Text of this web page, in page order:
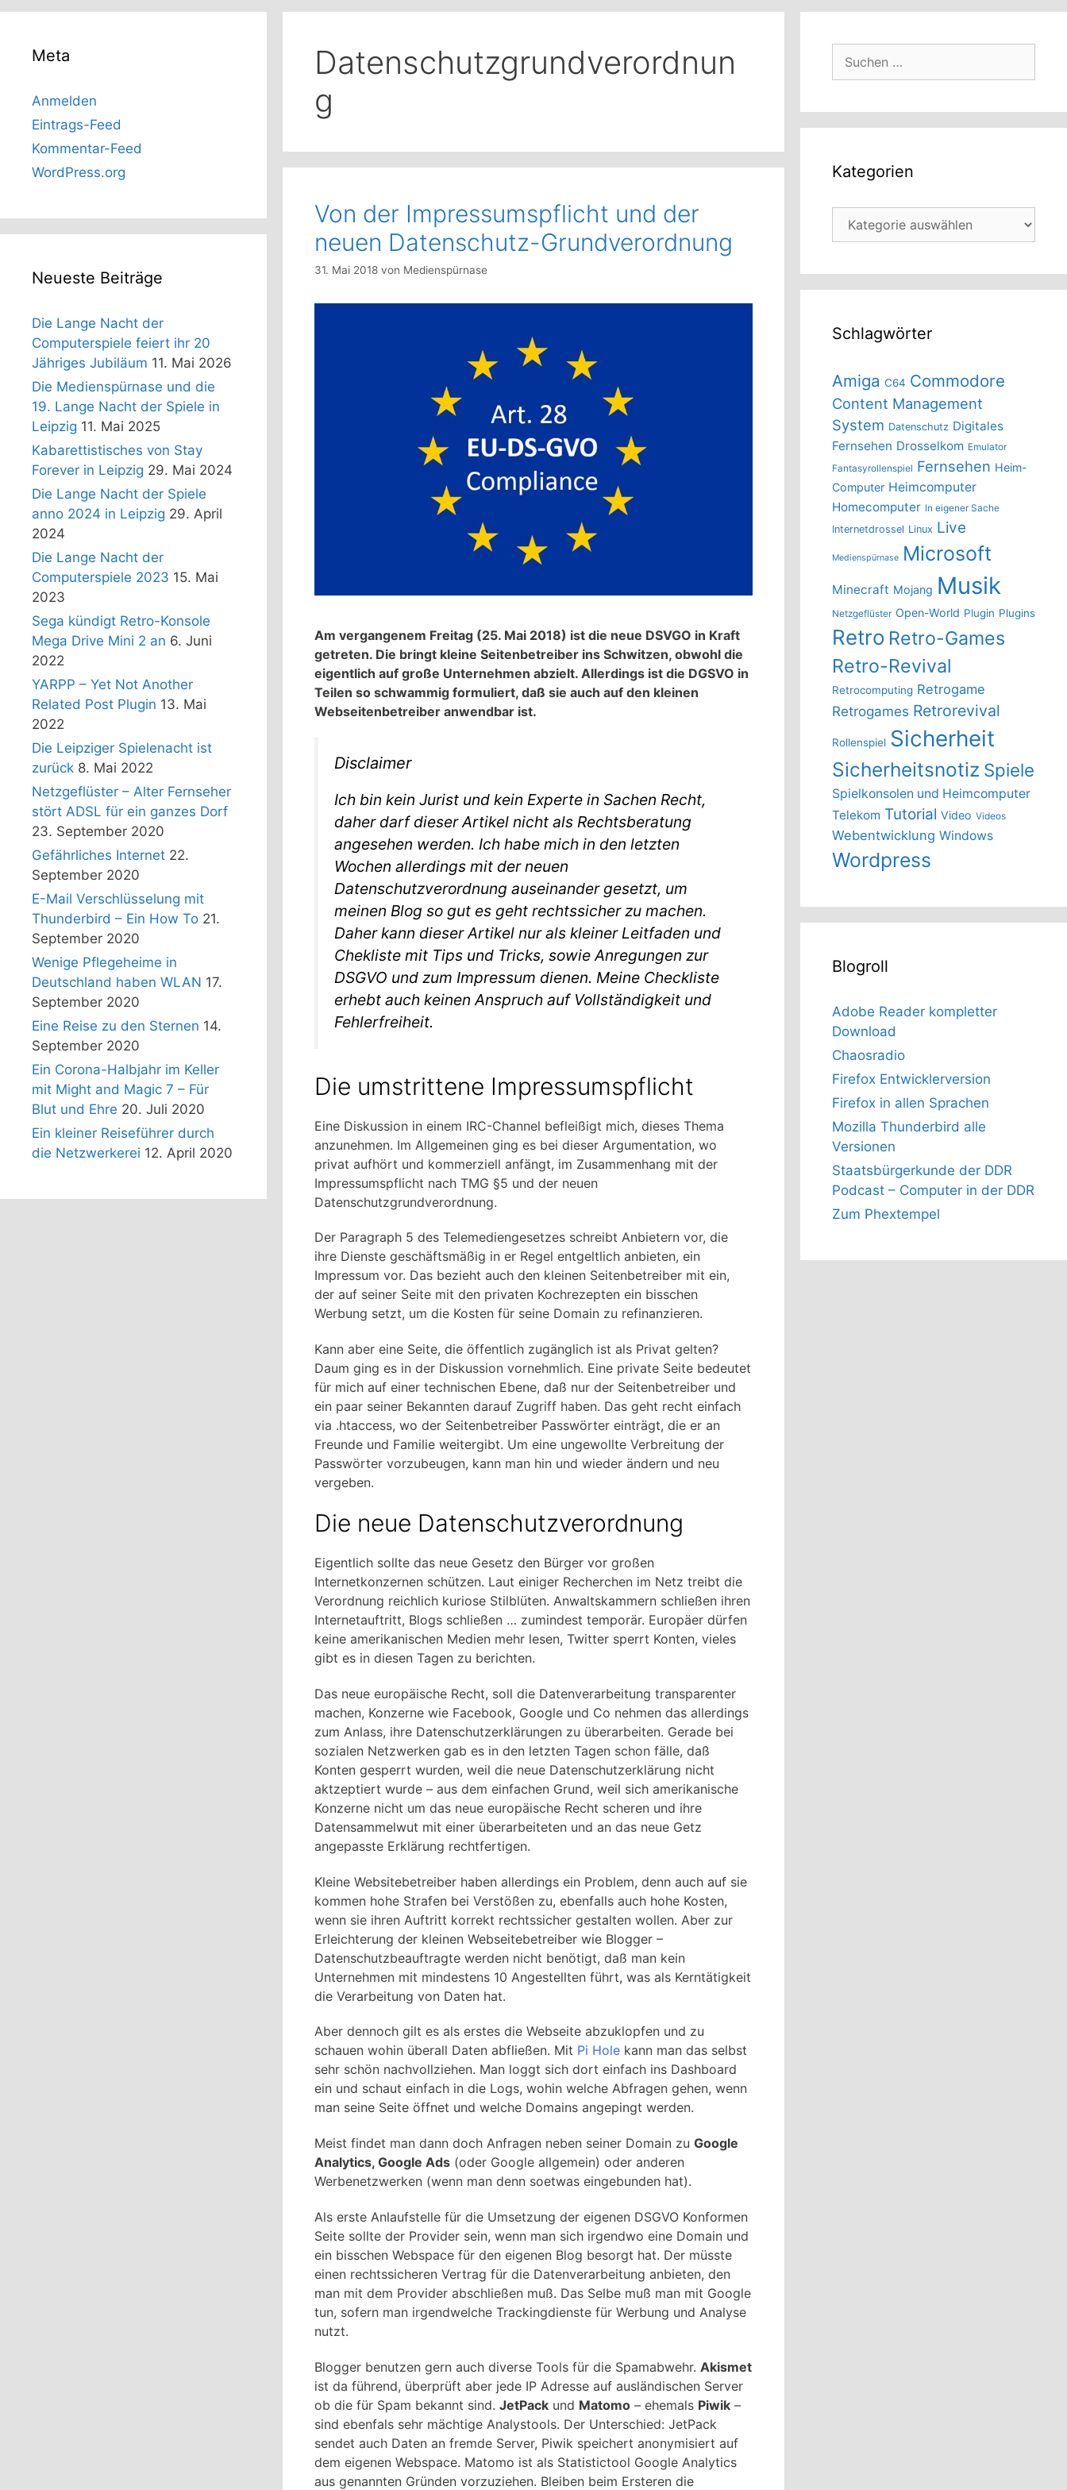
Datenschutzgrundverordnun
g
Von der Impressumspflicht und der
neuen Datenschutz-Grundverordnung
31. Mai 2018 von Medienspürnase
Am vergangenem Freitag (25. Mai 2018) ist die neue DSVGO in Kraft
getreten. Die bringt kleine Seitenbetreiber ins Schwitzen, obwohl die
eigentlich auf große Unternehmen abzielt. Allerdings ist die DGSVO in
Teilen so schwammig formuliert, daß sie auch auf den kleinen
Webseitenbetreiber anwendbar ist.
Disclaimer
Ich bin kein Jurist und kein Experte in Sachen Recht,
daher darf dieser Artikel nicht als Rechtsberatung
angesehen werden. Ich habe mich in den letzten
Wochen allerdings mit der neuen
Datenschutzverordnung auseinander gesetzt, um
meinen Blog so gut es geht rechtssicher zu machen.
Daher kann dieser Artikel nur als kleiner Leitfaden und
Chekliste mit Tips und Tricks, sowie Anregungen zur
DSGVO und zum Impressum dienen. Meine Checkliste
erhebt auch keinen Anspruch auf Vollständigkeit und
Fehlerfreiheit.
Die umstrittene Impressumspflicht
Eine Diskussion in einem IRC-Channel befleißigt mich, dieses Thema
anzunehmen. Im Allgemeinen ging es bei dieser Argumentation, wo
privat aufhört und kommerziell anfängt, im Zusammenhang mit der
Impressumspflicht nach TMG §5 und der neuen
Datenschutzgrundverordnung.
Der Paragraph 5 des Telemediengesetzes schreibt Anbietern vor, die
ihre Dienste geschäftsmäßig in er Regel entgeltlich anbieten, ein
Impressum vor. Das bezieht auch den kleinen Seitenbetreiber mit ein,
der auf seiner Seite mit den privaten Kochrezepten ein bisschen
Werbung setzt, um die Kosten für seine Domain zu refinanzieren.
Kann aber eine Seite, die öffentlich zugänglich ist als Privat gelten?
Daum ging es in der Diskussion vornehmlich. Eine private Seite bedeutet
für mich auf einer technischen Ebene, daß nur der Seitenbetreiber und
ein paar seiner Bekannten darauf Zugriff haben. Das geht recht einfach
via .htaccess, wo der Seitenbetreiber Passwörter einträgt, die er an
Freunde und Familie weitergibt. Um eine ungewollte Verbreitung der
Passwörter vorzubeugen, kann man hin und wieder ändern und neu
vergeben.
Die neue Datenschutzverordnung
Eigentlich sollte das neue Gesetz den Bürger vor großen
Internetkonzernen schützen. Laut einiger Recherchen im Netz treibt die
Verordnung reichlich kuriose Stilblüten. Anwaltskammern schließen ihren
Internetauftritt, Blogs schließen … zumindest temporär. Europäer dürfen
keine amerikanischen Medien mehr lesen, Twitter sperrt Konten, vieles
gibt es in diesen Tagen zu berichten.
Das neue europäische Recht, soll die Datenverarbeitung transparenter
machen, Konzerne wie Facebook, Google und Co nehmen das allerdings
zum Anlass, ihre Datenschutzerklärungen zu überarbeiten. Gerade bei
sozialen Netzwerken gab es in den letzten Tagen schon fälle, daß
Konten gesperrt wurden, weil die neue Datenschutzerklärung nicht
aktzeptiert wurde – aus dem einfachen Grund, weil sich amerikanische
Konzerne nicht um das neue europäische Recht scheren und ihre
Datensammelwut mit einer überarbeiteten und an das neue Getz
angepasste Erklärung rechtfertigen.
Kleine Websitebetreiber haben allerdings ein Problem, denn auch auf sie
kommen hohe Strafen bei Verstößen zu, ebenfalls auch hohe Kosten,
wenn sie ihren Auftritt korrekt rechtssicher gestalten wollen. Aber zur
Erleichterung der kleinen Webseitebetreiber wie Blogger –
Datenschutzbeauftragte werden nicht benötigt, daß man kein
Unternehmen mit mindestens 10 Angestellten führt, was als Kerntätigkeit
die Verarbeitung von Daten hat.
Aber dennoch gilt es als erstes die Webseite abzuklopfen und zu
schauen wohin überall Daten abfließen. Mit Pi Hole kann man das selbst
sehr schön nachvollziehen. Man loggt sich dort einfach ins Dashboard
ein und schaut einfach in die Logs, wohin welche Abfragen gehen, wenn
man seine Seite öffnet und welche Domains angepingt werden.
Meist findet man dann doch Anfragen neben seiner Domain zu Google
Analytics, Google Ads (oder Google allgemein) oder anderen
Werbenetzwerken (wenn man denn soetwas eingebunden hat).
Als erste Anlaufstelle für die Umsetzung der eigenen DSGVO Konformen
Seite sollte der Provider sein, wenn man sich irgendwo eine Domain und
ein bisschen Webspace für den eigenen Blog besorgt hat. Der müsste
einen rechtssicheren Vertrag für die Datenverarbeitung anbieten, den
man mit dem Provider abschließen muß. Das Selbe muß man mit Google
tun, sofern man irgendwelche Trackingdienste für Werbung und Analyse
nutzt.
Blogger benutzen gern auch diverse Tools für die Spamabwehr. Akismet
ist da führend, überprüft aber jede IP Adresse auf ausländischen Server
ob die für Spam bekannt sind. JetPack und Matomo – ehemals Piwik –
sind ebenfals sehr mächtige Analystools. Der Unterschied: JetPack
sendet auch Daten an fremde Server, Piwik speichert anonymisiert auf
dem eigenen Webspace. Matomo ist als Statistictool Google Analytics
aus genannten Gründen vorzuziehen. Bleiben beim Ersteren die
Meta
Anmelden
Eintrags-Feed
Kommentar-Feed
WordPress.org
Neueste Beiträge
Die Lange Nacht der
Computerspiele feiert ihr 20
Jähriges Jubiläum 11. Mai 2026
Die Medienspürnase und die
19. Lange Nacht der Spiele in
Leipzig 11. Mai 2025
Kabarettistisches von Stay
Forever in Leipzig 29. Mai 2024
Die Lange Nacht der Spiele
anno 2024 in Leipzig 29. April
2024
Die Lange Nacht der
Computerspiele 2023 15. Mai
2023
Sega kündigt Retro-Konsole
Mega Drive Mini 2 an 6. Juni
2022
YARPP – Yet Not Another
Related Post Plugin 13. Mai
2022
Die Leipziger Spielenacht ist
zurück 8. Mai 2022
Netzgeflüster – Alter Fernseher
stört ADSL für ein ganzes Dorf
23. September 2020
Gefährliches Internet 22.
September 2020
E-Mail Verschlüsselung mit
Thunderbird – Ein How To 21.
September 2020
Wenige Pflegeheime in
Deutschland haben WLAN 17.
September 2020
Eine Reise zu den Sternen 14.
September 2020
Ein Corona-Halbjahr im Keller
mit Might and Magic 7 – Für
Blut und Ehre 20. Juli 2020
Ein kleiner Reiseführer durch
die Netzwerkerei 12. April 2020
Kategorien
Kategorien
Schlagwörter
Amiga C64 Commodore
Content Management
System Datenschutz Digitales
Fernsehen Drosselkom Emulator
Fantasyrollenspiel Fernsehen Heim-
Computer Heimcomputer
Homecomputer In eigener Sache
Internetdrossel Linux Live
Medienspürnase Microsoft
Minecraft Mojang Musik
Netzgeflüster Open-World Plugin Plugins
Retro Retro-Games
Retro-Revival
Retrocomputing Retrogame
Retrogames Retrorevival
Rollenspiel Sicherheit
Sicherheitsnotiz Spiele
Spielkonsolen und Heimcomputer
Telekom Tutorial Video Videos
Webentwicklung Windows
Wordpress
Blogroll
Adobe Reader kompletter
Download
Chaosradio
Firefox Entwicklerversion
Firefox in allen Sprachen
Mozilla Thunderbird alle
Versionen
Staatsbürgerkunde der DDR
Podcast – Computer in der DDR
Zum Phextempel